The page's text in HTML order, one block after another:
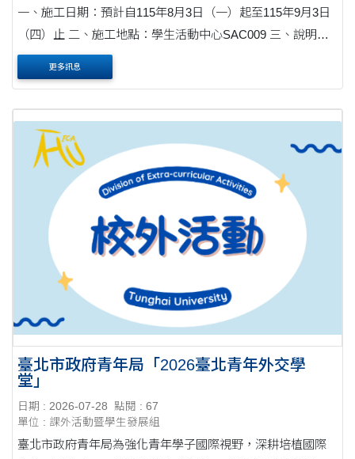
一、施工日期：預計自115年8月3日（一）起至115年9月3日
（四）止 二、施工地點：學生活動中心SAC009 三、說明：
為提升學生社團活動空間品質，本組將辦理學生活動中心
SAC009空間活化改善工程，將原社團辦公室改....
更多訊息
臺北市政府青年局「2026臺北青年外交學
堂」
日期 : 2026-07-28
點閱 : 67
單位 : 課外活動暨學生發展組
臺北市政府青年局為強化青年學子國際視野，深耕培植國際